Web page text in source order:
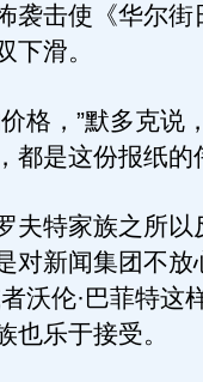
袭击使《华尔
下滑。
，”默多克说
都是这份报纸的
特家族之所以
对新闻集团不放
沃伦·巴菲特这
也乐于接受。